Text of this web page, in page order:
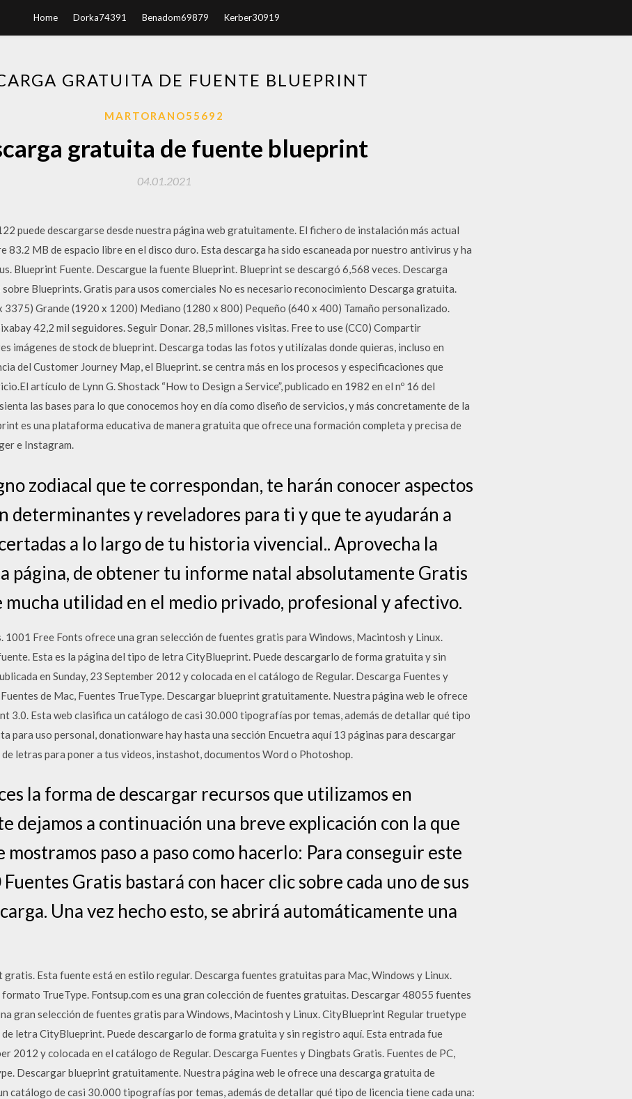
Home Dorka74391 Benadom69879 Kerber30919
GRATUITA DE FUENTE BLUEPRINT
MARTORANO55692
gratuita de fuente blueprint
04.01.2021
puede descargarse desde nuestra página web gratuitamente. El fichero de instalación más actual
83.2 MB de espacio libre en el disco duro. Esta descarga ha sido escaneada por nuestro antivirus y ha
Blueprint Fuente. Descargue la fuente Blueprint. Blueprint se descargó 6,568 veces. Descarga
Blueprints. Gratis para usos comerciales No es necesario reconocimiento Descarga gratuita.
Grande (1920 x 1200) Mediano (1280 x 800) Pequeño (640 x 400) Tamaño personalizado.
42,2 mil seguidores. Seguir Donar. 28,5 millones visitas. Free to use (CC0) Compartir
imágenes de stock de blueprint. Descarga todas las fotos y utilízalas donde quieras, incluso en
del Customer Journey Map, el Blueprint. se centra más en los procesos y especificaciones que
artículo de Lynn G. Shostack “How to Design a Service”, publicado en 1982 en el nº 16 del
las bases para lo que conocemos hoy en día como diseño de servicios, y más concretamente de la
es una plataforma educativa de manera gratuita que ofrece una formación completa y precisa de
e Instagram.
zodiacal que te correspondan, te harán conocer aspectos
determinantes y reveladores para ti y que te ayudarán a
a lo largo de tu historia vivencial.. Aprovecha la
página, de obtener tu informe natal absolutamente Gratis
mucha utilidad en el medio privado, profesional y afectivo.
Free Fonts ofrece una gran selección de fuentes gratis para Windows, Macintosh y Linux.
Esta es la página del tipo de letra CityBlueprint. Puede descargarlo de forma gratuita y sin
en Sunday, 23 September 2012 y colocada en el catálogo de Regular. Descarga Fuentes y
de Mac, Fuentes TrueType. Descargar blueprint gratuitamente. Nuestra página web le ofrece
3.0. Esta web clasifica un catálogo de casi 30.000 tipografías por temas, además de detallar qué tipo
para uso personal, donationware hay hasta una sección Encuetra aquí 13 páginas para descargar
letras para poner a tus videos, instashot, documentos Word o Photoshop.
la forma de descargar recursos que utilizamos en
dejamos a continuación una breve explicación con la que
paso a paso como hacerlo: Para conseguir este
Gratis bastará con hacer clic sobre cada uno de sus
Una vez hecho esto, se abrirá automáticamente una
Esta fuente está en estilo regular. Descarga fuentes gratuitas para Mac, Windows y Linux.
TrueType. Fontsup.com es una gran colección de fuentes gratuitas. Descargar 48055 fuentes
gran selección de fuentes gratis para Windows, Macintosh y Linux. CityBlueprint Regular truetype
letra CityBlueprint. Puede descargarlo de forma gratuita y sin registro aquí. Esta entrada fue
2012 y colocada en el catálogo de Regular. Descarga Fuentes y Dingbats Gratis. Fuentes de PC,
Descargar blueprint gratuitamente. Nuestra página web le ofrece una descarga gratuita de
catálogo de casi 30.000 tipografías por temas, además de detallar qué tipo de licencia tiene cada una: